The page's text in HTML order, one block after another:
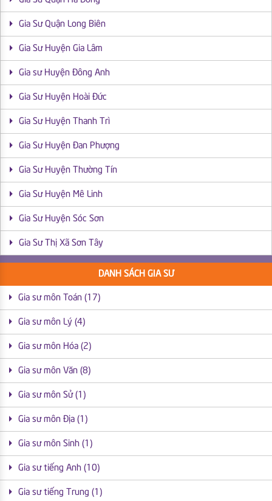
Gia Sư Quận Long Biên
Gia Sư Huyện Gia Lâm
Gia sư Huyện Đông Anh
Gia Sư Huyện Hoài Đức
Gia Sư Huyện Thanh Trì
Gia Sư Huyện Đan Phượng
Gia Sư Huyện Thường Tín
Gia Sư Huyện Mê Linh
Gia Sư Huyện Sóc Sơn
Gia Sư Thị Xã Sơn Tây
DANH SÁCH GIA SƯ
Gia sư môn Toán (17)
Gia sư môn Lý (4)
Gia sư môn Hóa (2)
Gia sư môn Văn (8)
Gia sư môn Sử (1)
Gia sư môn Địa (1)
Gia sư môn Sinh (1)
Gia sư tiếng Anh (10)
Gia sư tiếng Trung (1)